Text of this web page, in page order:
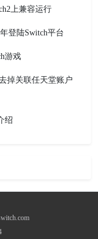
上兼容运行
登陆Switch平台
游戏
掉关联任天堂账户
绍